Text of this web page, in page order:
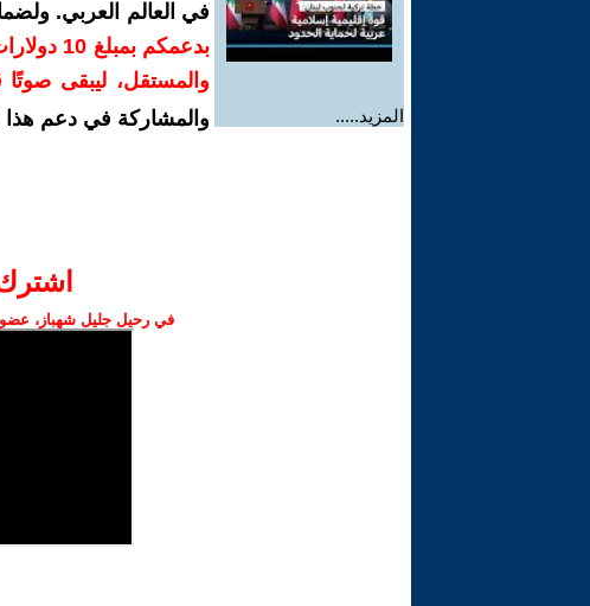
المزيد.....
في العالم العربي.
بدعمكم
والمستقل، ليبقى صوتًا
والمشاركة في دعم
في رحيل جليل شهباز، عضو